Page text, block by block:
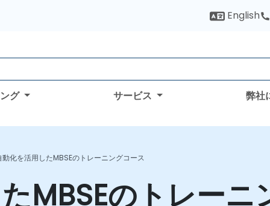
English
グ サービス 弊社
動化を活用したMBSEのトレーニングコース
MBSEのトレーニ